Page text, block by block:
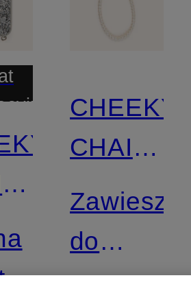
CHEEKY
CHAIN
MUNICH
do
smartfona